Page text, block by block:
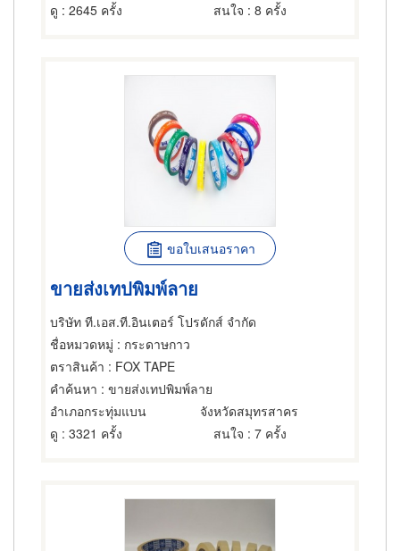
ดู : 2645 ครั้ง สนใจ : 8 ครั้ง
ขอใบเสนอราคา
ขายส่งเทปพิมพ์ลาย
บริษัท ที.เอส.ที.อินเตอร์ โปรดักส์ จำกัด
ชื่อหมวดหมู่ : กระดาษกาว
ตราสินค้า : FOX TAPE
คำค้นหา : ขายส่งเทปพิมพ์ลาย
อำเภอกระทุ่มแบน
จังหวัดสมุทรสาคร
ดู : 3321 ครั้ง สนใจ : 7 ครั้ง